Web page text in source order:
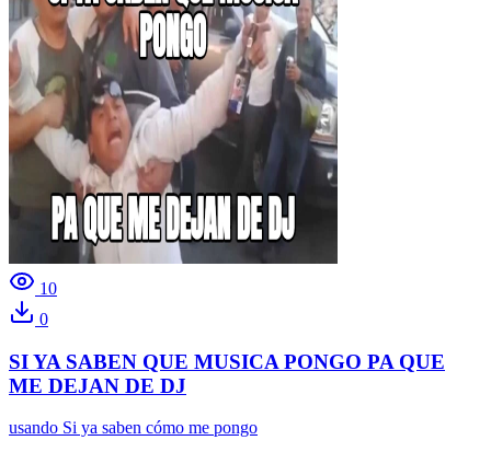
10
0
SI YA SABEN QUE MUSICA PONGO PA QUE
ME DEJAN DE DJ
usando Si ya saben cómo me pongo